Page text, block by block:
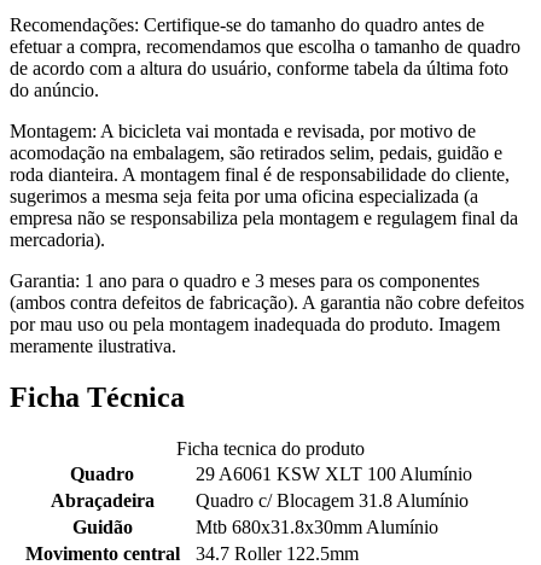
Recomendações: Certifique-se do tamanho do quadro antes de
efetuar a compra, recomendamos que escolha o tamanho de quadro
de acordo com a altura do usuário, conforme tabela da última foto
do anúncio.
Montagem: A bicicleta vai montada e revisada, por motivo de
acomodação na embalagem, são retirados selim, pedais, guidão e
roda dianteira. A montagem final é de responsabilidade do cliente,
sugerimos a mesma seja feita por uma oficina especializada (a
empresa não se responsabiliza pela montagem e regulagem final da
mercadoria).
Garantia: 1 ano para o quadro e 3 meses para os componentes
(ambos contra defeitos de fabricação). A garantia não cobre defeitos
por mau uso ou pela montagem inadequada do produto. Imagem
meramente ilustrativa.
Ficha Técnica
Ficha tecnica do produto
Quadro
29 A6061 KSW XLT 100 Alumínio
Abraçadeira
Quadro c/ Blocagem 31.8 Alumínio
Guidão
Mtb 680x31.8x30mm Alumínio
Movimento central
34.7 Roller 122.5mm